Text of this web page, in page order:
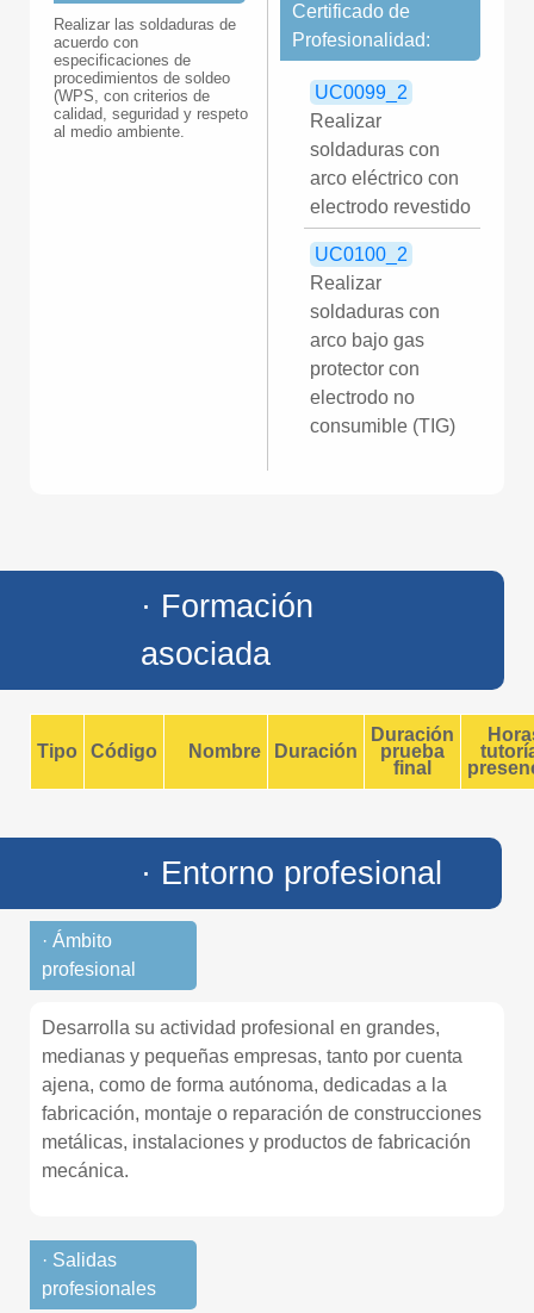
Realizar las soldaduras de
acuerdo con
especificaciones de
procedimientos de soldeo
(WPS, con criterios de
calidad, seguridad y respeto
al medio ambiente.
Certificado de
Profesionalidad:
UC0099_2
Realizar
soldaduras con
arco eléctrico con
electrodo revestido
UC0100_2
Realizar
soldaduras con
arco bajo gas
protector con
electrodo no
consumible (TIG)
· Formación
asociada
Tipo Código Nombre Duración
Duración
prueba
final
· Entorno profesional
· Ámbito
profesional
Desarrolla su actividad profesional en grandes,
medianas y pequeñas empresas, tanto por cuenta
ajena, como de forma autónoma, dedicadas a la
fabricación, montaje o reparación de construcciones
metálicas, instalaciones y productos de fabricación
mecánica.
· Salidas
profesionales